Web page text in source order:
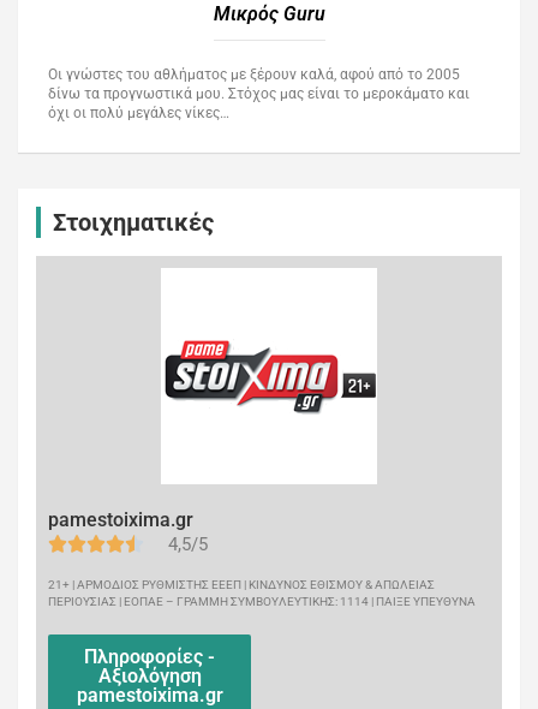
Μικρός Guru​
Οι γνώστες του αθλήματος με ξέρουν καλά, αφού από το 2005
δίνω τα προγνωστικά μου. Στόχος μας είναι το μεροκάματο και
όχι οι πολύ μεγάλες νίκες…
Στοιχηματικές
pamestoixima.gr
4,5/5
21+ | ΑΡΜΟΔΙΟΣ ΡΥΘΜΙΣΤΗΣ ΕΕΕΠ | ΚΙΝΔΥΝΟΣ ΕΘΙΣΜΟΥ & ΑΠΩΛΕΙΑΣ
ΠΕΡΙΟΥΣΙΑΣ | ΕΟΠΑΕ – ΓΡΑΜΜΗ ΣΥΜΒΟΥΛΕΥΤΙΚΗΣ: 1114 | ΠΑΙΞΕ ΥΠΕΥΘΥΝΑ
Πληροφορίες -
Αξιολόγηση
pamestoixima.gr